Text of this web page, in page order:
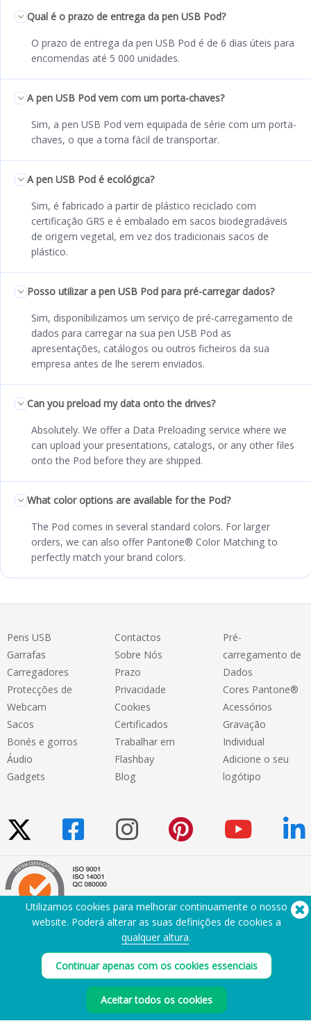
Qual é o prazo de entrega da pen USB Pod?
O prazo de entrega da pen USB Pod é de 6 dias úteis para
encomendas até 5 000 unidades.
A pen USB Pod vem com um porta-chaves?
Sim, a pen USB Pod vem equipada de série com um porta-
chaves, o que a torna fácil de transportar.
A pen USB Pod é ecológica?
Sim, é fabricado a partir de plástico reciclado com
certificação GRS e é embalado em sacos biodegradáveis
de origem vegetal, em vez dos tradicionais sacos de
plástico.
Posso utilizar a pen USB Pod para pré-carregar dados?
Sim, disponibilizamos um serviço de pré-carregamento de
dados para carregar na sua pen USB Pod as
apresentações, catálogos ou outros ficheiros da sua
empresa antes de lhe serem enviados.
Can you preload my data onto the drives?
Absolutely. We offer a Data Preloading service where we
can upload your presentations, catalogs, or any other files
onto the Pod before they are shipped.
What color options are available for the Pod?
The Pod comes in several standard colors. For larger
orders, we can also offer Pantone® Color Matching to
perfectly match your brand colors.
Pens USB
Garrafas
Carregadores
Protecções de
Webcam
Sacos
Bonés e gorros
Áudio
Gadgets
Contactos
Sobre Nós
Prazo
Privacidade
Cookies
Certificados
Trabalhar em
Flashbay
Blog
Pré-
carregamento de
Dados
Cores Pantone®
Acessórios
Gravação
Individual
Adicione o seu
logótipo
Precisa de ajuda? Telefone:
Copyright © 2026 Flashbay
Utilizamos cookies para melhorar continuamente o nosso
website. Poderá alterar as suas definições de cookies a
qualquer altura.
Continuar apenas com os cookies essenciais
Aceitar todos os cookies